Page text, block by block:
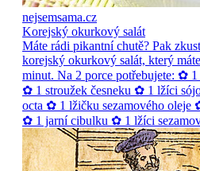
nejsemsama.cz
Korejský okurkový salát
Máte rádi pikantní chutě? Pak
korejský okurkový salát, který
minut. Na 2 porce potřebujete: ✿
✿ 1 stroužek česneku ✿ 1 lžíci
octa ✿ 1 lžičku sezamového
✿ 1 jarní cibulku ✿ 1 lžíci